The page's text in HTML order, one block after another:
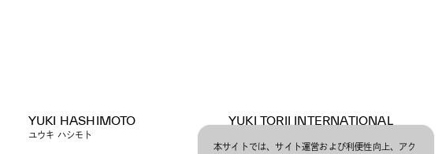
YUKI HASHIMOTO
ユウキ ハシモト
YUKI TORII INTERNATIONAL
本サイトでは、サイト運営および利便性向上、アク